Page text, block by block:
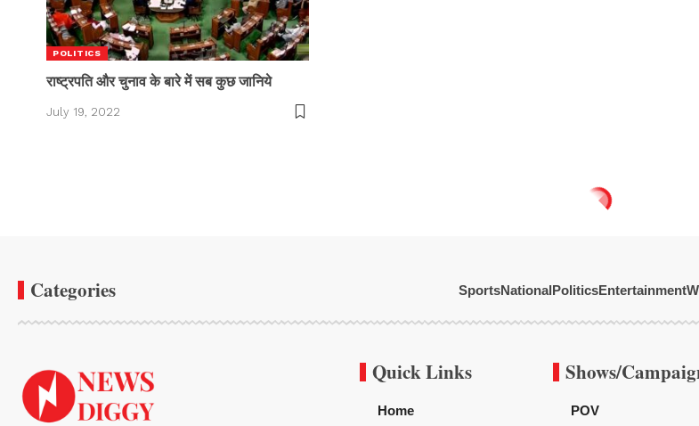
POLITICS
राष्ट्रपति और चुनाव के बारे में सब कुछ जानिये
July 19, 2022
Categories SportsNationalPoliticsEntertainment
Quick Links
Home
Shows/
POV